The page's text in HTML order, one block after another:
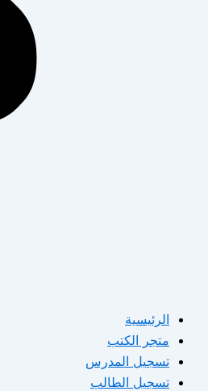
الرئيسية
متجر الكتب
تسجيل المدرس
تسجيل الطالب